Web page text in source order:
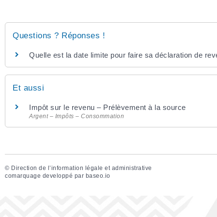
Questions ? Réponses !
Quelle est la date limite pour faire sa déclaration de
Et aussi
Impôt sur le revenu – Prélèvement à la source
Argent – Impôts – Consommation
© Direction de l’information légale et administrative
comarquage developpé par baseo.io